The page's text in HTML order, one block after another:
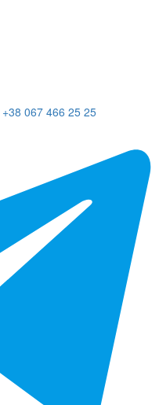
+38 067 466 25 25